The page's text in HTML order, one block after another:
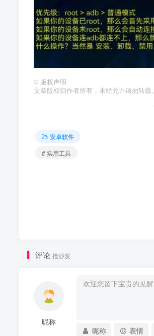
© 版权声明
文章版权归作者所有，未经允许请勿转载。
安卓软件
# 实用工具
评论 抢沙发
昵称
昵称 表情